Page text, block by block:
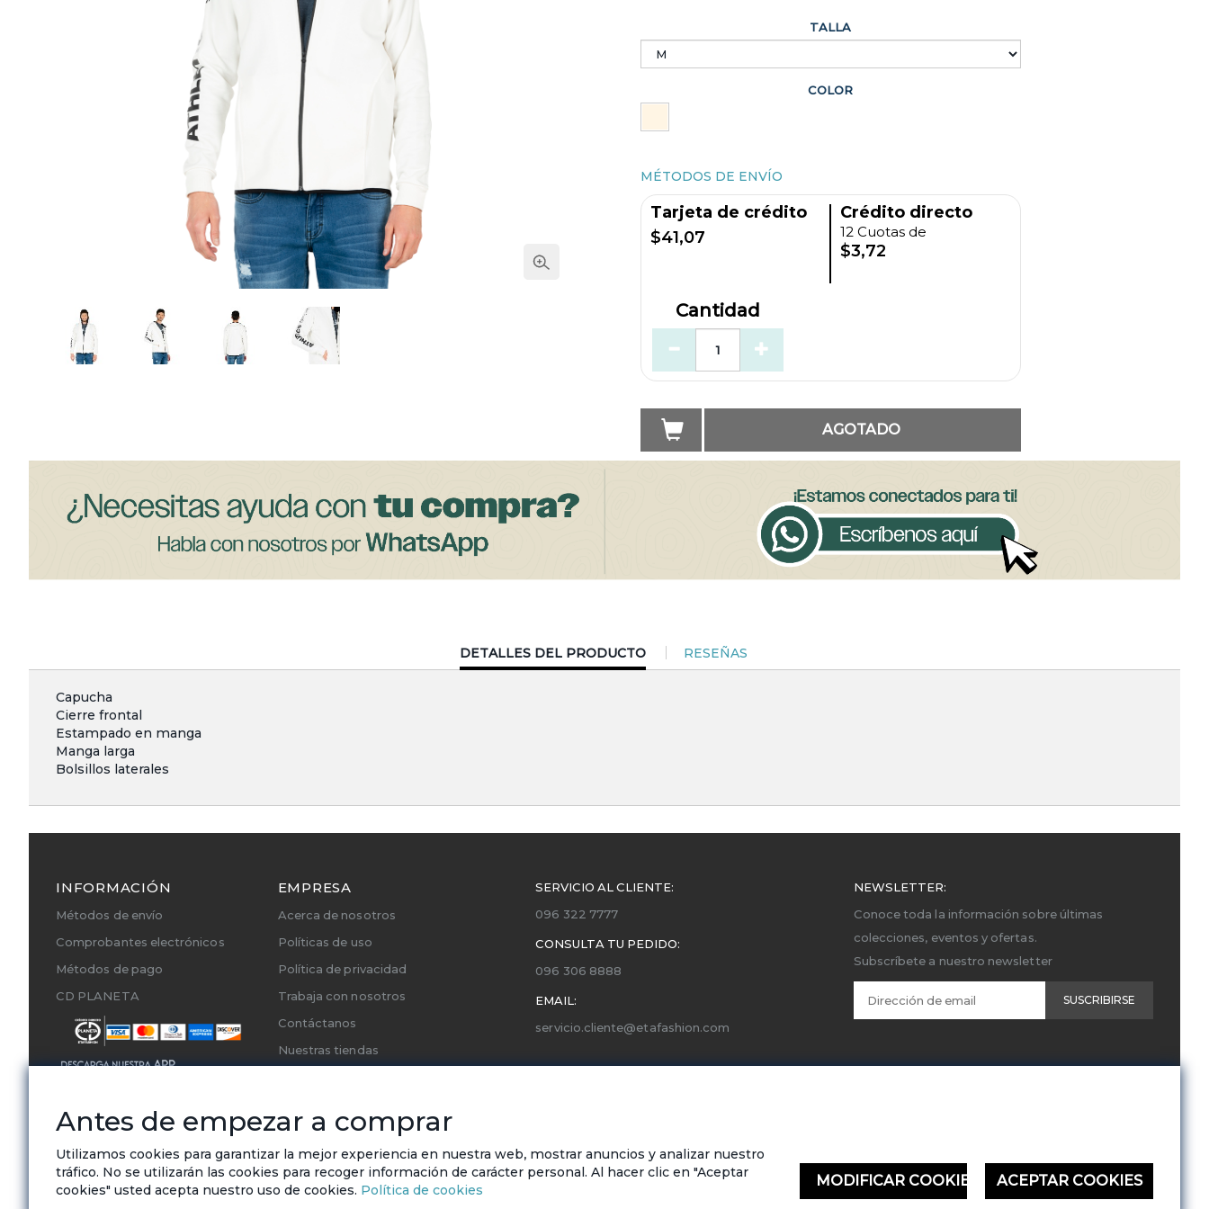
TALLA
COLOR
MÉTODOS DE ENVÍO
Tarjeta de crédito
$41,07
Crédito directo
12 Cuotas de
$3,72
Cantidad
AGOTADO
CURRENT
TAB:
DETALLES DEL PRODUCTO RESEÑAS
Capucha
Cierre frontal
Estampado en manga
Manga larga
Bolsillos laterales
INFORMACIÓN
Métodos de envío
Comprobantes electrónicos
Métodos de pago
CD PLANETA
EMPRESA
Acerca de nosotros
Políticas de uso
Política de privacidad
Trabaja con nosotros
Contáctanos
Nuestras tiendas
SERVICIO AL CLIENTE:
096 322 7777
CONSULTA TU PEDIDO:
096 306 8888
EMAIL:
servicio.cliente@etafashion.com
NEWSLETTER:
Conoce toda la información sobre últimas
colecciones, eventos y ofertas.
Subscríbete a nuestro newsletter
SUSCRIBIRSE
© ETAFASHION 2023. Todos los derechos reservados.
Antes de empezar a comprar
Utilizamos cookies para garantizar la mejor experiencia en nuestra web, mostrar anuncios y analizar nuestro
tráfico. No se utilizarán las cookies para recoger información de carácter personal. Al hacer clic en "Aceptar
cookies" usted acepta nuestro uso de cookies. Política de cookies
MODIFICAR COOKIES ACEPTAR COOKIES